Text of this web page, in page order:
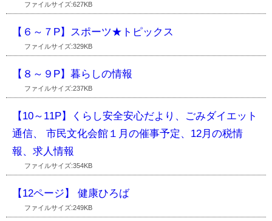
ファイルサイズ:627KB
【６～７P】スポーツ★トピックス
ファイルサイズ:329KB
【８～９P】暮らしの情報
ファイルサイズ:237KB
【10～11P】くらし安全安心だより、ごみダイエット
通信、 市民文化会館１月の催事予定、12月の税情
報、求人情報
ファイルサイズ:354KB
【12ページ】 健康ひろば
ファイルサイズ:249KB